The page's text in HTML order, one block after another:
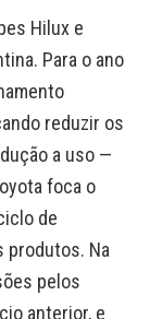
Hilux e
Para o ano
reduzir os
a uso —
foca o
de
produtos. Na
pelos
anterior, e